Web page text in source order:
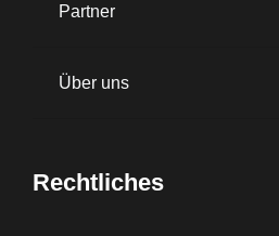
Partner
Über uns
Rechtliches